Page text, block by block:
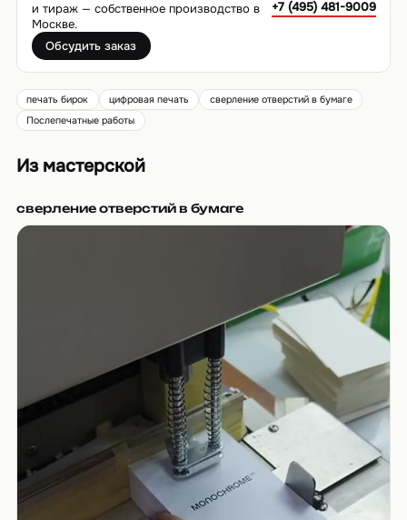
и тираж — собственное производство в
Москве.
+7 (495) 481-9009
Обсудить заказ
печать бирок цифровая печать
сверление отверстий в бумаге
Послепечатные работы
Из мастерской
сверление отверстий в бумаге